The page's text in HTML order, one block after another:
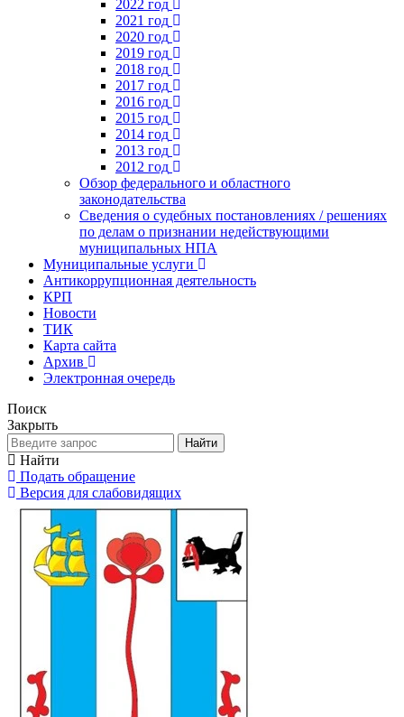
2022 год
2021 год
2020 год
2019 год
2018 год
2017 год
2016 год
2015 год
2014 год
2013 год
2012 год
Обзор федерального и областного
законодательства
Сведения о судебных постановлениях / решениях
по делам о признании недействующими
муниципальных НПА
Муниципальные услуги
Антикоррупционная деятельность
КРП
Новости
ТИК
Карта сайта
Архив
Электронная очередь
Поиск
Закрыть
Найти
Найти
Подать обращение
Версия для слабовидящих